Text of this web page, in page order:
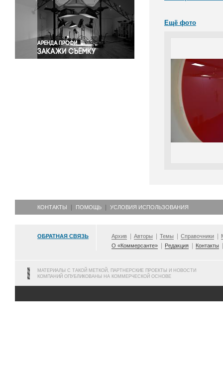
Спорт
Экология
Экономика и бизнес
Ещё фото
КОНТАКТЫ ПОМОЩЬ УСЛОВИЯ ИСПОЛЬЗОВАНИЯ
ОБРАТНАЯ СВЯЗЬ Архив Авторы Темы Справочники
О «Коммерсанте»
Редакция Контакты
МАТЕРИАЛЫ С ТАКОЙ МЕТКОЙ, ПАРТНЕРСКИЕ ПРОЕКТЫ И НОВОСТИ
КОМПАНИЙ ОПУБЛИКОВАНЫ НА КОММЕРЧЕСКОЙ ОСНОВЕ